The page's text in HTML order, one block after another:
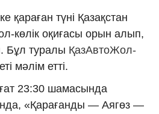
қараған түні Қазақстан
көлік оқиғасы орын алып,
Бұл туралы ҚазАвтоЖол-
мәлім етті.
23:30 шамасында
«Қарағанды — Аягөз —